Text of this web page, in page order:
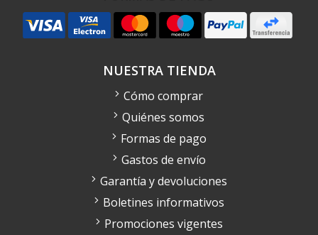
NUESTRA TIENDA
Cómo comprar
Quiénes somos
Formas de pago
Gastos de envío
Garantía y devoluciones
Boletines informativos
Promociones vigentes